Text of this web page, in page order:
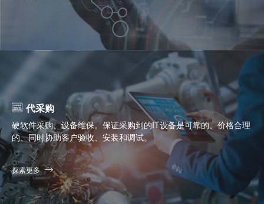
代采购
硬软件采购、设备维保。保证采购到的IT设备是可靠的、价格合理
的、同时协助客户验收、安装和调试。
探索更多